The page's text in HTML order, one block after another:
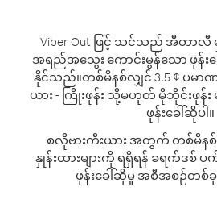
Viber Out ဖြင့် သင်သည် အီတာလီ
အရည်အသွေး ကောင်းမွန်သော ဖုန်းခ
နိုင်သည်။တစ်မိနစ်လျှင် 3.5 ¢ ပမာ
ယား - ကြိုးဖုန်း သို့မဟုတ် မိုဘိုင်းဖု
ဖုန်းခေါ်ဆိုပါ။
စလိုဗားကီးယား အတွက် တစ်မိန
နှုန်းထားများကို ရရှိရန် ခရက်ဒစ်
ဖုန်းခေါ်ဆိုမှု အစီအစဉ်တစ်